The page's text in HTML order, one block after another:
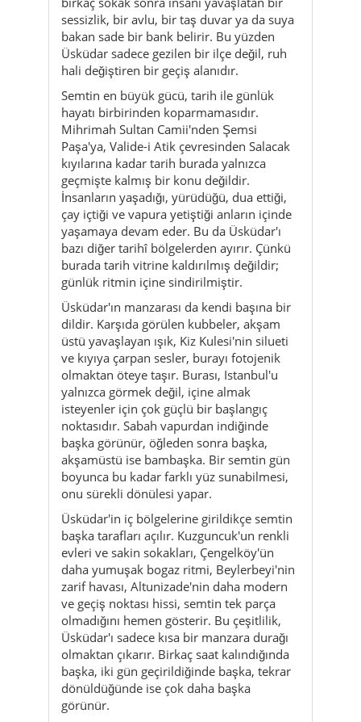
Semtin en büyük gücü, tarih ile günlük
hayatı birbirinden koparmamasıdır.
Mihrimah Sultan Camii'nden Şemsi
Paşa'ya, Valide-i Atik çevresinden Salacak
kıyılarına kadar tarih burada yalnızca
geçmişte kalmış bir konu değildir.
İnsanların yaşadığı, yürüdüğü, dua ettiği,
çay içtiği ve vapura yetiştiği anların içinde
yaşamaya devam eder. Bu da Üsküdar'ı
bazı diğer tarihî bölgelerden ayırır. Çünkü
burada tarih vitrine kaldırılmış değildir;
günlük ritmin içine sindirilmiştir.
Üsküdar'ın manzarası da kendi başına bir
dildir. Karşıda görülen kubbeler, akşam
üstü yavaşlayan ışık, Kiz Kulesi'nin silueti
ve kıyıya çarpan sesler, burayı fotojenik
olmaktan öteye taşır. Burası, Istanbul'u
yalnızca görmek değil, içine almak
isteyenler için çok güçlü bir başlangıç
noktasıdır. Sabah vapurdan indiğinde
başka görünür, öğleden sonra başka,
akşamüstü ise bambaşka. Bir semtin gün
boyunca bu kadar farklı yüz sunabilmesi,
onu sürekli dönülesi yapar.
Üsküdar'in iç bölgelerine girildikçe semtin
başka tarafları açılır. Kuzguncuk'un renkli
evleri ve sakin sokakları, Çengelköy'ün
daha yumuşak bogaz ritmi, Beylerbeyi'nin
zarif havası, Altunizade'nin daha modern
ve geçiş noktası hissi, semtin tek parça
olmadığını hemen gösterir. Bu çeşitlilik,
Üsküdar'ı sadece kısa bir manzara durağı
olmaktan çıkarır. Birkaç saat kalındığında
başka, iki gün geçirildiğinde başka, tekrar
dönüldüğünde ise çok daha başka
görünür.
Gezi açısından Üsküdar'in güçlü yanı, çok
farklı profillere hitap etmesidir. Ilk kez
Istanbul'a gelen biri burada kentin tarihi
ruhunu ve bogaz duygusunu birlikte
alabilir. Fotoğraf çekmeyi seven biri ışığın